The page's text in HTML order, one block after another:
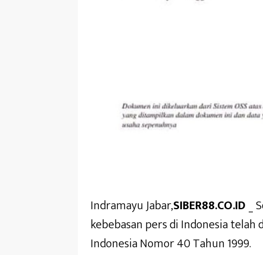
Indramayu Jabar,SIBER88.CO.ID
kebebasan pers di Indonesia
Indonesia Nomor 40 Tahun 1999.